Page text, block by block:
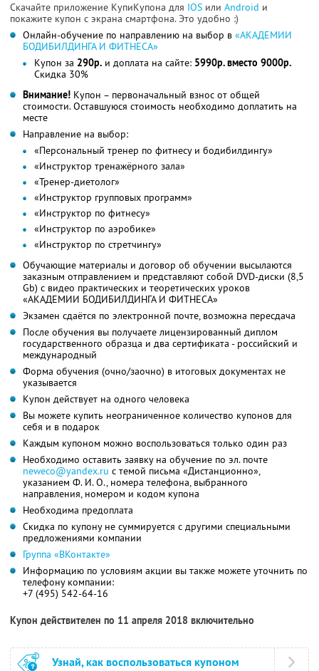
Скачайте приложение КупиКупона для IOS или Android и
покажите купон с экрана смартфона. Это удобно :)
Онлайн-обучение по направлению на выбор в «АКАДЕМИИ
БОДИБИЛДИНГА И ФИТНЕСА»
Купон за 290р. и доплата на сайте: 5990р. вместо 9000р.
Скидка 30%
Внимание! Купон – первоначальный взнос от общей
стоимости. Оставшуюся стоимость необходимо доплатить на
месте
Направление на выбор:
«Персональный тренер по фитнесу и бодибилдингу»
«Инструктор тренажёрного зала»
«Тренер-диетолог»
«Инструктор групповых программ»
«Инструктор по фитнесу»
«Инструктор по аэробике»
«Инструктор по стретчингу»
Обучающие материалы и договор об обучении высылаются
заказным отправлением и представляют собой DVD-диски (8,5
Gb) с видео практических и теоретических уроков
«АКАДЕМИИ БОДИБИЛДИНГА И ФИТНЕСА»
Экзамен сдаётся по электронной почте, возможна пересдача
После обучения вы получаете лицензированный диплом
государственного образца и два сертификата - российский и
международный
Форма обучения (очно/заочно) в итоговых документах не
указывается
Купон действует на одного человека
Вы можете купить неограниченное количество купонов для
себя и в подарок
Каждым купоном можно воспользоваться только один раз
Необходимо оставить заявку на обучение по эл. почте
neweco@yandex.ru с темой письма «Дистанционно»,
указанием Ф. И. О., номера телефона, выбранного
направления, номером и кодом купона
Необходима предоплата
Скидка по купону не суммируется с другими специальными
предложениями компании
Группа «ВКонтакте»
Информацию по условиям акции вы также можете уточнить по
телефону компании:
+7 (495) 542-64-16
Купон действителен по 11 апреля 2018 включительно
Узнай, как воспользоваться купоном